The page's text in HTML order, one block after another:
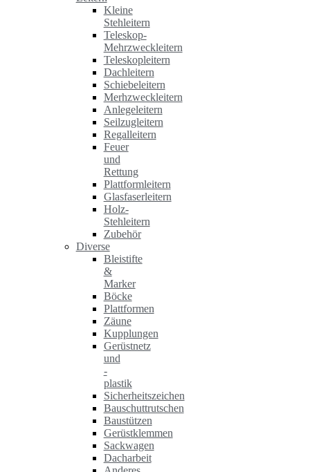
Kleine
Stehleitern
Teleskop-
Mehrzweckleitern
Teleskopleitern
Dachleitern
Schiebeleitern
Merhzweckleitern
Anlegeleitern
Seilzugleitern
Regalleitern
Feuer
und
Rettung
Plattformleitern
Glasfaserleitern
Holz-
Stehleitern
Zubehör
Diverse
Bleistifte
&
Marker
Böcke
Plattformen
Zäune
Kupplungen
Gerüstnetz
und
-
plastik
Sicherheitszeichen
Bauschuttrutschen
Baustützen
Gerüstklemmen
Sackwagen
Dacharbeit